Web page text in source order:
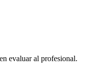
evaluar al profesional.